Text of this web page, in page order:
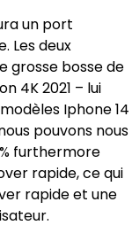
un port
Les deux
grosse bosse de
4K 2021 – lui
Iphone 14
pouvons nous
furthermore
rapide, ce qui
rapide et une